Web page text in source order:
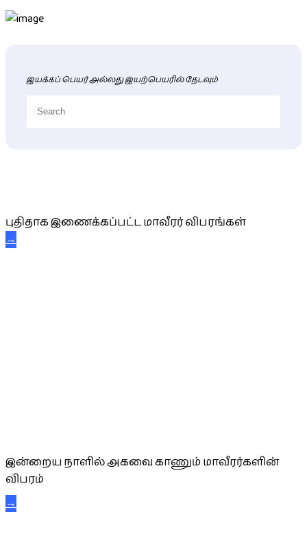
இயக்கப் பெயர் அல்லது இயற்பெயரில் தேடவும்
புதிதாக இணைக்கப்பட்ட மாவீரர் விபரங்கள்
→
இன்றைய நாளில் அகவை காணும் மாவீரர்களின்
விபரம்
→